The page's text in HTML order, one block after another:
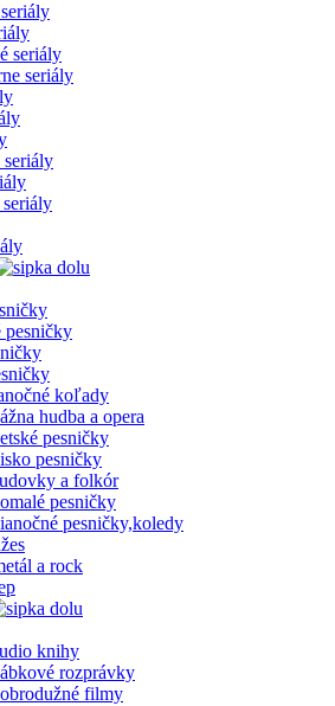
seriály
seriály
pesničky
koľady
hudba a opera
pesničky
pesničky
a folkór
pesničky
pesničky,koledy
a rock
knihy
rozprávky
filmy